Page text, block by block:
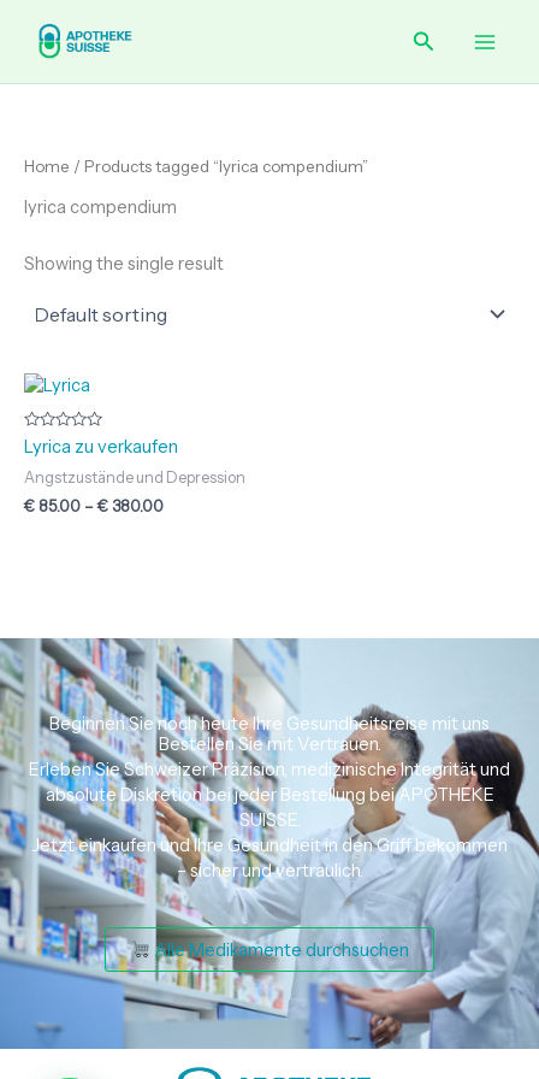
content
Search
Home / Products tagged “lyrica compendium”
lyrica compendium
Showing the single result
Rated
0
out
of
5
Lyrica zu verkaufen
Angstzustände und Depression
€ 85.00 –€380.00
through
Beginnen Sie noch heute Ihre Gesundheitsreise mit uns
Bestellen Sie mit Vertrauen.
Erleben Sie Schweizer Präzision, medizinische Integrität und
absolute Diskretion bei jeder Bestellung bei APOTHEKE
SUISSE.
Jetzt einkaufen und Ihre Gesundheit in den Griff bekommen
– sicher und vertraulich.
Alle Medikamente durchsuchen